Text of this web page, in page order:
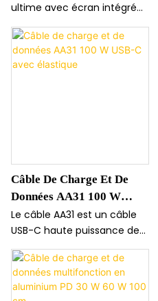
Charge Rapide 4 En 1
ultime avec écran intégré
et commandes tactiles. Son
design compact et la
réduction de bruit ENC
garantissent des appels
et d'un son stéréo
bidirectionnel, cet écouteur
en alliage d'aluminium est le
compagnon idéal pour
écouter de la musique en
Câble De Charge Et De
Données AA31 100 W
USB-C Avec Élastique
Le câble AA31 est un câble
USB-C haute puissance de
100 W doté d'un cordon
élastique intégré extensible
jusqu'à 1 mètre. Avec ses
connecteurs en alliage